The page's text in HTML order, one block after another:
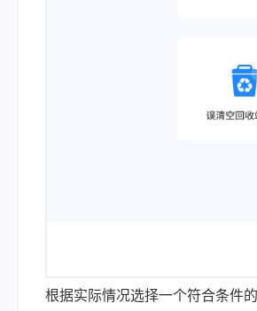
根据实际情况选择一个符合条件